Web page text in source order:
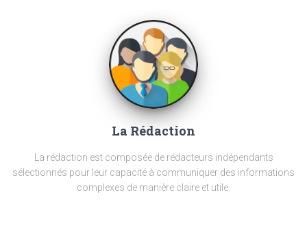
La Rédaction
La rédaction est composée de rédacteurs indépendants
sélectionnés pour leur capacité à communiquer des informations
complexes de manière claire et utile.